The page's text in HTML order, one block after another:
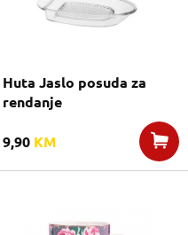
Huta Jaslo posuda za
rendanje
9,90 KM